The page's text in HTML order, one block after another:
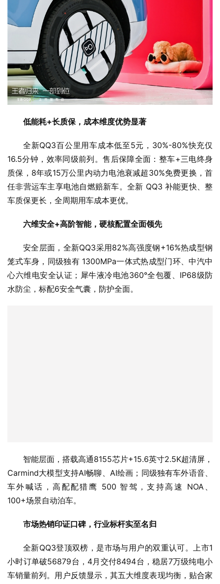
低能耗+长质保，成本维度优势显著
全新QQ3百公里用车成本低至5元，30%-80%快充仅
16.5分钟，效率同级前列。售后保障全面：整车+三电终身
质保，8年或15万公里内动力电池衰减超30%免费更换，首
任非营运车主享电池自燃赔新车。全新 QQ3 补能更快、整
车质保更长，全周期用车成本更优。
六维安全+高阶智能，硬核配置全面领先
安全层面，全新QQ3采用82%高强度钢+16%热成型钢
笼式车身，同级独有 1300MPa一体式热成型门环、中汽中
心六维电安全认证；犀牛液冷电池360°全包覆、IP68级防
水防尘，标配6安全气囊，防护全面。
智能层面，搭载高通8155芯片+15.6英寸2.5K超清屏，
Carmind大模型支持AI畅聊、AI绘画；同级独有车外语音、
车外喊话，高配配猎鹰 500 智驾，支持高速 NOA、
100+场景自动泊车。
市场热销印证口碑，行业标杆实至名归
全新QQ3登顶双榜，是市场与用户的双重认可。上市1
小时订单破56879台，4月交付8494台，稳居7万级纯电小
车销量前列。用户反馈显示，其五大维度表现均衡，贴合家